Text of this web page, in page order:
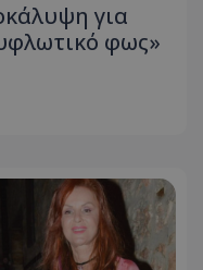
για
φως»